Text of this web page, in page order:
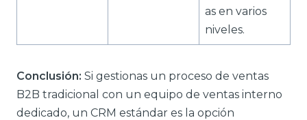
as en varios
niveles.
Conclusión: Si gestionas un proceso de ventas
B2B tradicional con un equipo de ventas interno
dedicado, un CRM estándar es la opción